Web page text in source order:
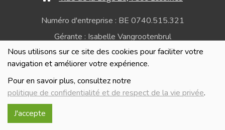
Nous utilisons sur ce site des cookies pour faciliter votre
navigation et améliorer votre expérience.
Pour en savoir plus, consultez notre
politique de confidentialité et de respect de la vie privée.
J'accepte
Numéro d'entreprise : BE 0740.515.321
Gérante : Isabelle Vangrootenbrul
Politique de confidentialité et de respect de la vie
privée